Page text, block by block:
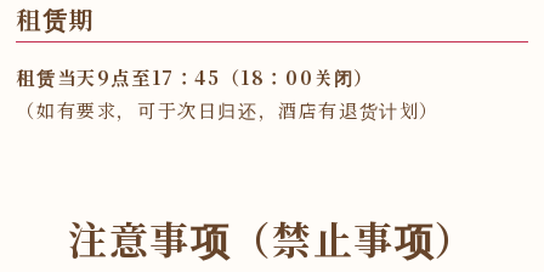
租赁期
租赁当天9点至17：45（18：00关闭）
（如有要求，可于次日归还，酒店有退货计划）
注意事项（禁止事项）